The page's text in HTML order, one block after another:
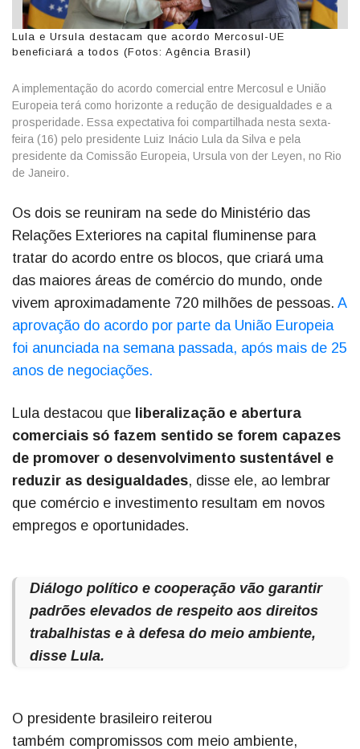
Lula e Ursula destacam que acordo Mercosul-UE
beneficiará a todos (Fotos: Agência Brasil)
A implementação do acordo comercial entre Mercosul e União
Europeia terá como horizonte a redução de desigualdades e a
prosperidade. Essa expectativa foi compartilhada nesta sexta-
feira (16) pelo presidente Luiz Inácio Lula da Silva e pela
presidente da Comissão Europeia, Ursula von der Leyen, no Rio
de Janeiro.
Os dois se reuniram na sede do Ministério das
Relações Exteriores na capital fluminense para
tratar do acordo entre os blocos, que criará uma
das maiores áreas de comércio do mundo, onde
vivem aproximadamente 720 milhões de pessoas. A
aprovação do acordo por parte da União Europeia
foi anunciada na semana passada, após mais de 25
anos de negociações.
Lula destacou que liberalização e abertura
comerciais só fazem sentido se forem capazes
de promover o desenvolvimento sustentável e
reduzir as desigualdades, disse ele, ao lembrar
que comércio e investimento resultam em novos
empregos e oportunidades.
Diálogo político e cooperação vão garantir
padrões elevados de respeito aos direitos
trabalhistas e à defesa do meio ambiente,
disse Lula.
O presidente brasileiro reiterou
também compromissos com meio ambiente,